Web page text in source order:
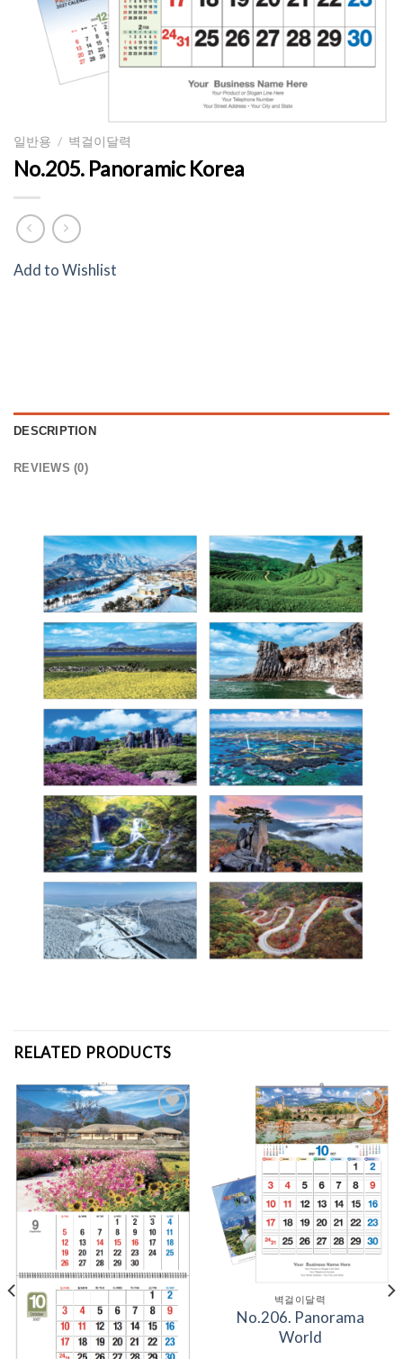
일반용 / 벽걸이달력
No.205. Panoramic Korea
Add to Wishlist
DESCRIPTION
REVIEWS (0)
RELATED PRODUCTS
Add to
Wishlist
Add to
Wishlist
벽걸이달력
No.206. Panorama
World